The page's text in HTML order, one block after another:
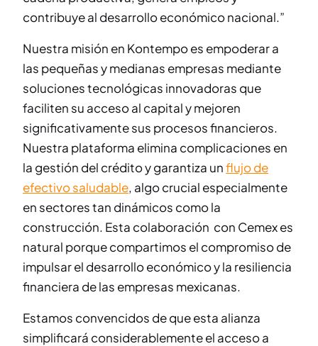
contribuye al desarrollo económico nacional.”
Nuestra misión en Kontempo es empoderar a
las pequeñas y medianas empresas mediante
soluciones tecnológicas innovadoras que
faciliten su acceso al capital y mejoren
significativamente sus procesos financieros.
Nuestra plataforma elimina complicaciones en
la gestión del crédito y garantiza unflujo de
efectivo saludable, algo crucial especialmente
en sectores tan dinámicos como la
construcción. Esta colaboración con Cemex es
natural porque compartimos el compromiso de
impulsar el desarrollo económico y la resiliencia
financiera de las empresas mexicanas.
Estamos convencidos de que esta alianza
simplificará considerablemente el acceso a